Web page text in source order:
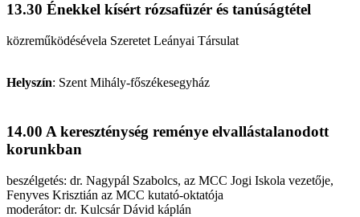
13.30 Énekkel kísért rózsafüzér és tanúságtétel
közreműködésévela Szeretet Leányai Társulat
Helyszín: Szent Mihály-főszékesegyház
14.00 A kereszténység reménye elvallástalanodott
korunkban
beszélgetés: dr. Nagypál Szabolcs, az MCC Jogi Iskola vezetője,
Fenyves Krisztián az MCC kutató-oktatója
moderátor: dr. Kulcsár Dávid káplán